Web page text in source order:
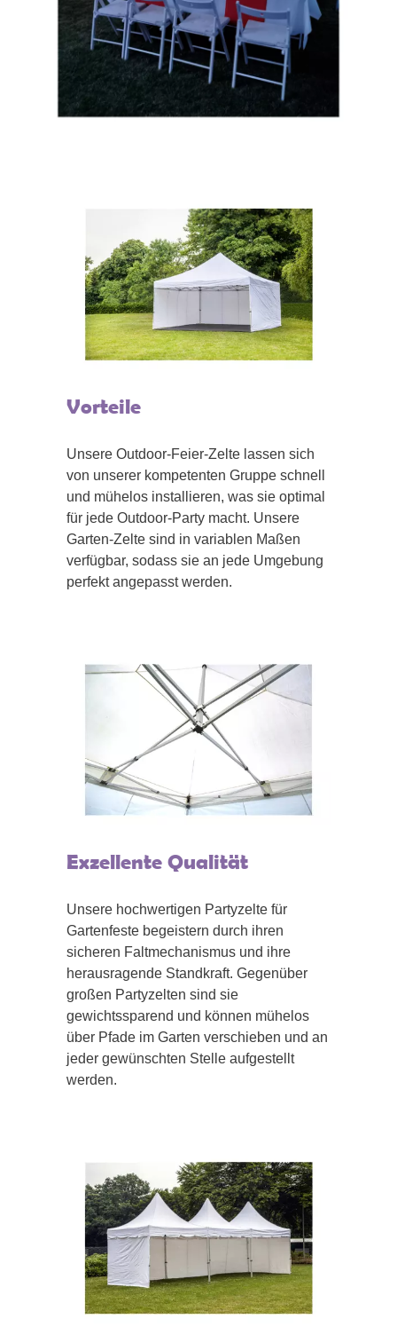
Vorteile
Unsere Outdoor-Feier-Zelte lassen sich
von unserer kompetenten Gruppe schnell
und mühelos installieren, was sie optimal
für jede Outdoor-Party macht. Unsere
Garten-Zelte sind in variablen Maßen
verfügbar, sodass sie an jede Umgebung
perfekt angepasst werden.
Exzellente Qualität
Unsere hochwertigen Partyzelte für
Gartenfeste begeistern durch ihren
sicheren Faltmechanismus und ihre
herausragende Standkraft. Gegenüber
großen Partyzelten sind sie
gewichtssparend und können mühelos
über Pfade im Garten verschieben und an
jeder gewünschten Stelle aufgestellt
werden.